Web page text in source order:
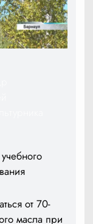
от 70-
масла при